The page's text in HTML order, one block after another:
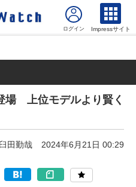
Impressサイト
場 上位モデルより賢く
臼田勤哉 2024年6月21日 00:29